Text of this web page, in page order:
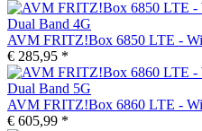
AVM FRITZ!Box 6850 LTE -
€ 285,95 *
AVM FRITZ!Box 6860 LTE -
€ 605,99 *